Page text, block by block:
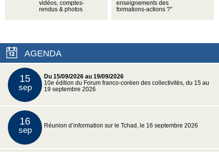
vidéos, comptes-
rendus & photos
enseignements des
formations-actions ?"
AGENDA
15
sep
Du 15/09/2026 au 19/09/2026
10e édition du Forum franco-coréen des collectivités, du 15 au
19 septembre 2026
16
sep Réunion d’information sur le Tchad, le 16 septembre 2026